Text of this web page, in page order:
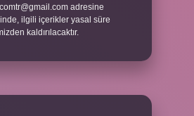
adresine
ilgili içerikler yasal süre
kaldırılacaktır.